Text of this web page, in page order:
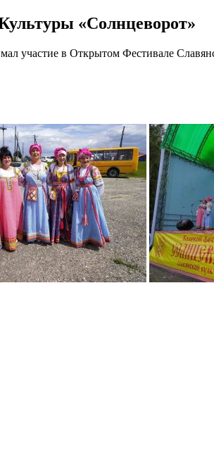
«Солнцеворот»
участие в Открытом Фестивале